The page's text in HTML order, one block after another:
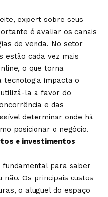
expert sobre seus
é avaliar os canais
de venda. No setor
estão cada vez mais
o que torna
tecnologia impacta o
la a favor do
e das
determinar onde há
posicionar o negócio.
e investimentos
fundamental para saber
não. Os principais custos
o aluguel do espaço